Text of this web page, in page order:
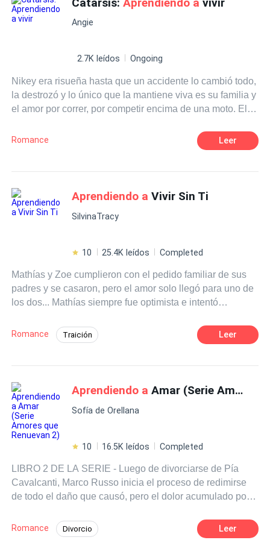
corazones heridos?
Pasión Dominante Guerrero/a
Independiente Angie
2.7K leídos Ongoing
Nikey era risueña hasta que un accidente lo cambió todo,
la destrozó y lo único que la mantiene viva es su familia y
el amor por correr, por competir encima de una moto. Ella
y dejar las ligas europeas por un tiempo para introducirse
en las americanas, lo que en un principio es solo para
odiarlos y otro que no tiene definición. Nikey quiere
alejarse de su pasado, vivir su presente y no pensar en el
futuro pero nada es como quiere. Su pasado se convertirá
pensar en un futuro. Wagner, Adonis Wagner, recuerda el
Romance Leer
Aprendiendo a Vivir Sin Ti
SilvinaTracy
10 25.4K leídos Completed
Mathías y Zoe cumplieron con el pedido familiar de sus
padres y se casaron, pero el amor solo llegó para uno de
los dos... Mathías siempre fue optimista e intentó
pero eso no trajo más que dolor en su vida. La infidelidad,
el dolor, la pérdida de la fortuna de su familia y
sobrevivir. Un estudio, una nueva oportunidad de empleo
y muchas pacientes desesperadas por su atención serían
las que le darían el sentido a su vida. Acompáñame en
ésta nueva historia llena de varios acontecimientos
divertidos en la vida de Mathías.
Romance Traición
POV en primera persona
Segunda Oportunidad
Heredero / Heredera
Leer
Aprendiendo a Amar (Serie Amores que Renuevan 2)
Sofía de Orellana
10 16.5K leídos Completed
LIBRO 2 DE LA SERIE - Luego de divorciarse de Pía
Cavalcanti, Marco Russo inicia el proceso de redimirse
de todo el daño que causó, pero el dolor acumulado por
abismo. Pero no todo está perdido para él, porque llega a
Romance Divorcio Leer